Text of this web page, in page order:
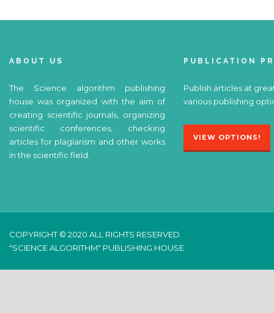
ABOUT US
The Science algorithm publishing
house was organized with the aim of
creating scientific journals, organizing
scientific conferences, checking
articles for plagiarism and other works
in the scientific field.
PUBLICATION
Publish articles at
various publishing
VIEW OPTIONS!
COPYRIGHT © 2020 ALL RIGHTS RESERVED.
"SCIENCE ALGORITHM" PUBLISHING HOUSE